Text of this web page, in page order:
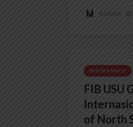
Redaksi
BERITA KAMPUS
FIB USU
of North